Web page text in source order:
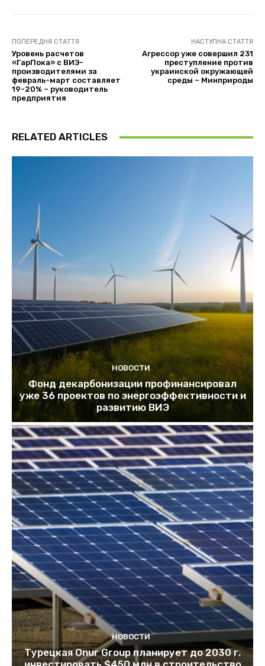
ПОПЕРЕДНЯ СТАТТЯ
Уровень расчетов
«ГарПока» с ВИЭ-
производителями за
февраль-март составляет
19-20% – руководитель
предприятия
НАСТУПНА СТАТТЯ
Агрессор уже совершил 231
преступление против
украинской окружающей
среды – Минприроды
RELATED ARTICLES
НОВОСТИ
Фонд декарбонизации профинансировал
уже 36 проектов по энергоэффективности и
развитию ВИЭ
НОВОСТИ
Турецкая Onur Group планирует до 2030 г.